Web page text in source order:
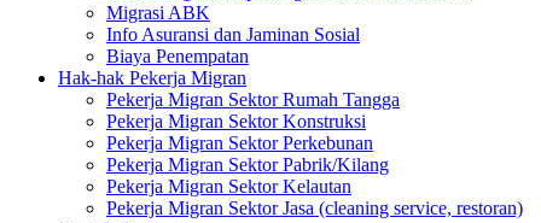
Migrasi ABK
Info Asuransi dan Jaminan Sosial
Biaya Penempatan
Hak-hak Pekerja Migran
Pekerja Migran Sektor Rumah Tangga
Pekerja Migran Sektor Konstruksi
Pekerja Migran Sektor Perkebunan
Pekerja Migran Sektor Pabrik/Kilang
Pekerja Migran Sektor Kelautan
Pekerja Migran Sektor Jasa (cleaning service, restoran)